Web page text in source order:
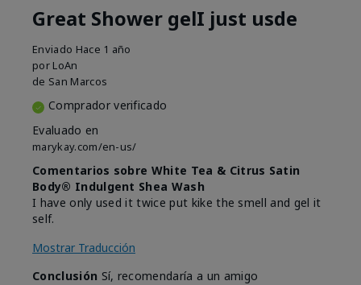
Great Shower gelI just usde
Enviado Hace 1 año
por LoAn
de San Marcos
Comprador verificado
Evaluado en
marykay.com/en-us/
Comentarios sobre White Tea & Citrus Satin
Body® Indulgent Shea Wash
I have only used it twice put kike the smell and gel it
self.
Mostrar Traducción
Conclusión Sí, recomendaría a un amigo